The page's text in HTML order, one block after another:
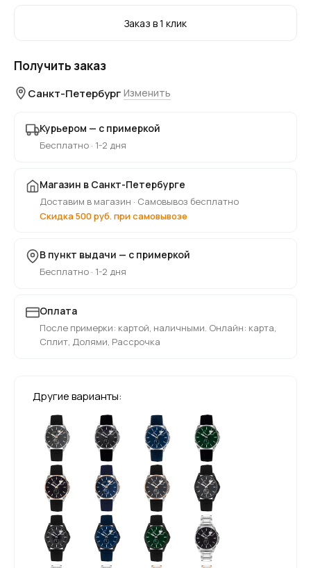
Заказ в 1 клик
Получить заказ
Санкт-Петербург Изменить
Курьером — с примеркой
Бесплатно · 1-2 дня
Магазин в Санкт-Петербурге
Доставим в магазин · Самовывоз бесплатно
Скидка 500 руб. при самовывозе
В пункт выдачи — с примеркой
Бесплатно · 1-2 дня
Оплата
После примерки: картой, наличными. Онлайн: карта,
Сплит, Долями, Рассрочка
Другие варианты: